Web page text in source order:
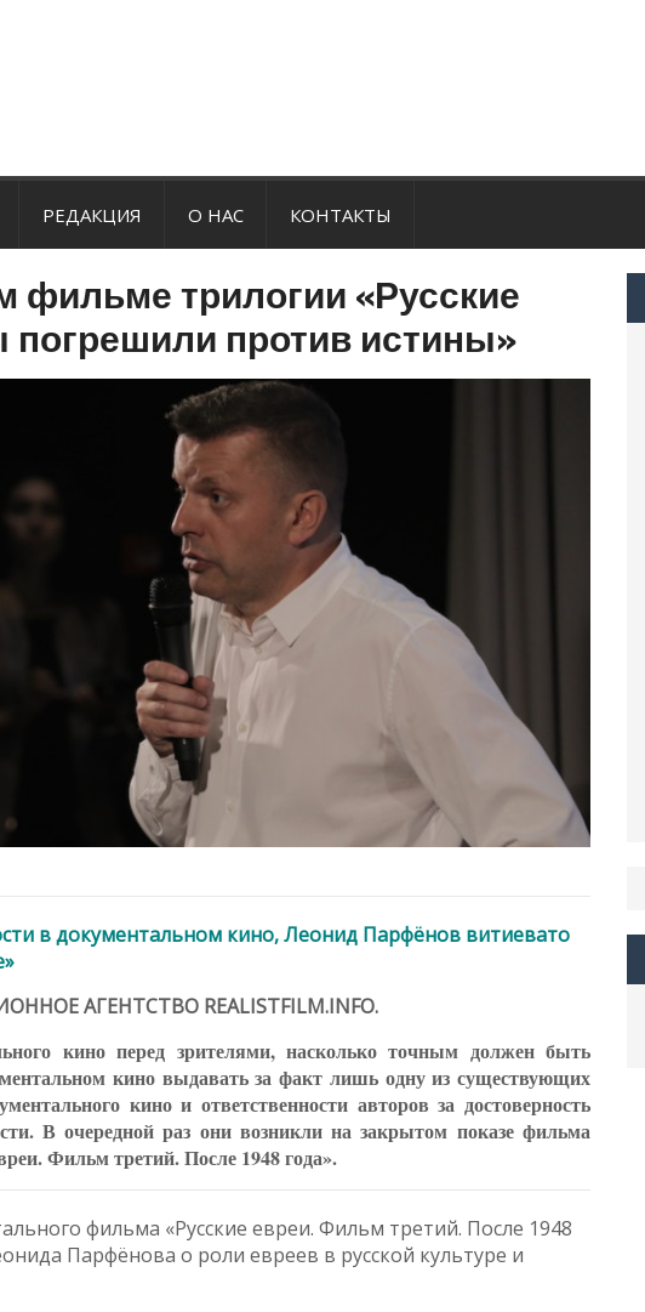
РЕДАКЦИЯ О НАС КОНТАКТЫ
трилогии «Русские
погрешили против истины»
в документальном кино, Леонид Парфёнов витиевато
АГЕНТСТВО REALISTFILM.INFO.
кино перед зрителями, насколько точным должен быть
кино выдавать за факт лишь одну из существующих
кино и ответственности авторов за достоверность
В очередной раз они возникли на закрытом показе фильма
Фильм третий. После 1948 года».
фильма «Русские евреи. Фильм третий. После 1948
Парфёнова о роли евреев в русской культуре и